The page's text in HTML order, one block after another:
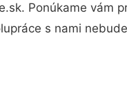
Ponúkame vám
s nami